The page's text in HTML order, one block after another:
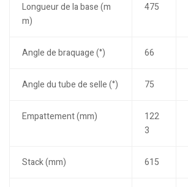
Longueur de la base (m
m)
475
Angle de braquage (°) 66
Angle du tube de selle (°) 75
Empattement (mm)
122
3
Stack (mm) 615